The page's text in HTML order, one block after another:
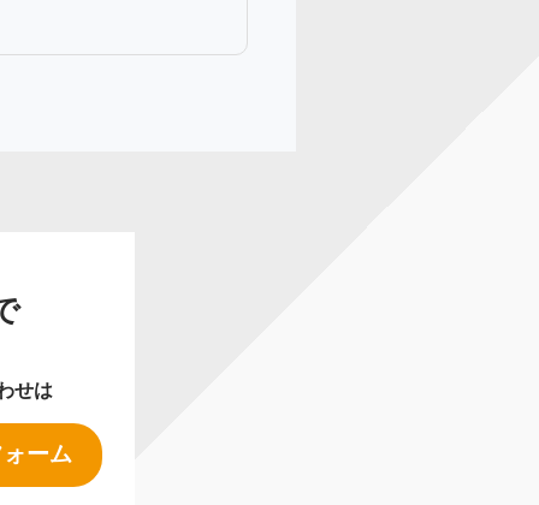
せは
ーム